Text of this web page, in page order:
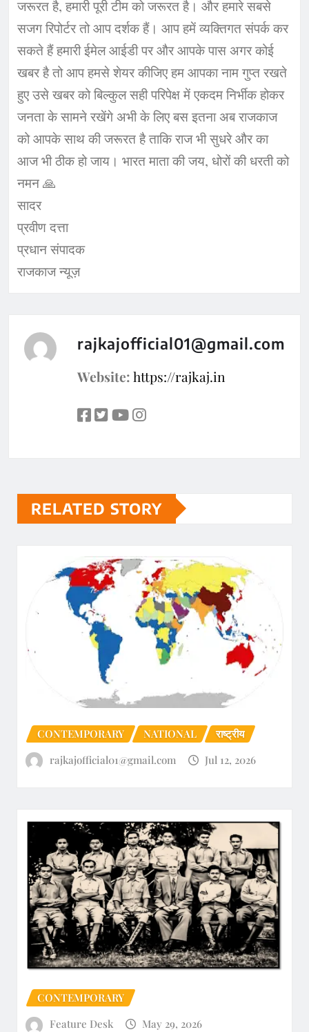
जरूरत है, हमारी पूरी टीम को जरूरत है। और हमारे सबसे
सजग रिपोर्टर तो आप दर्शक हैं। आप हमें व्यक्तिगत संपर्क कर
सकते हैं हमारी ईमेल आईडी पर और आपके पास अगर कोई
खबर है तो आप हमसे शेयर कीजिए हम आपका नाम गुप्त रखते
हुए उसे खबर को बिल्कुल सही परिपेक्ष में एकदम निर्भीक होकर
जनता के सामने रखेंगे अभी के लिए बस इतना अब राजकाज
को आपके साथ की जरूरत है ताकि राज भी सुधरे और का
आज भी ठीक हो जाय। भारत माता की जय, धोरों की धरती को
नमन 🙏
सादर
प्रवीण दत्ता
प्रधान संपादक
राजकाज न्यूज़
rajkajofficial01@gmail.com
Website:https://rajkaj.in
RELATED STORY
CONTEMPORARY NATIONAL
राष्ट्रीय
rajkajofficial01@gmail.com
Jul 12, 2026
CONTEMPORARY
Feature Desk
May 29, 2026